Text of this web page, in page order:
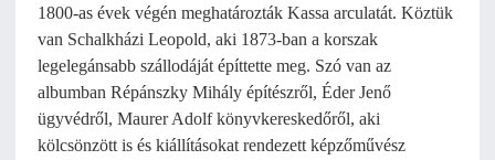
1800-as évek végén meghatározták Kassa arculatát. Köztük
van Schalkházi Leopold, aki 1873-ban a korszak
legelegánsabb szállodáját építtette meg. Szó van az
albumban Répánszky Mihály építészről, Éder Jenő
ügyvédről, Maurer Adolf könyvkereskedőről, aki
kölcsönzött is és kiállításokat rendezett képzőművész